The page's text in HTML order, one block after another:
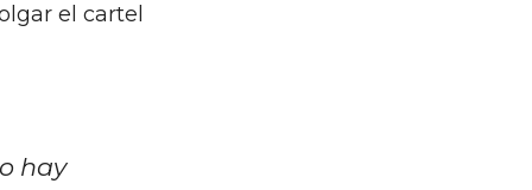
el cartel
hay